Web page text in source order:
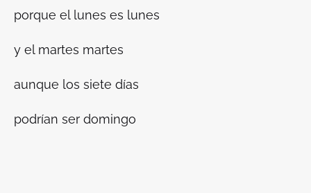
porque el lunes es lunes
y el martes martes
aunque los siete días
podrían ser domingo